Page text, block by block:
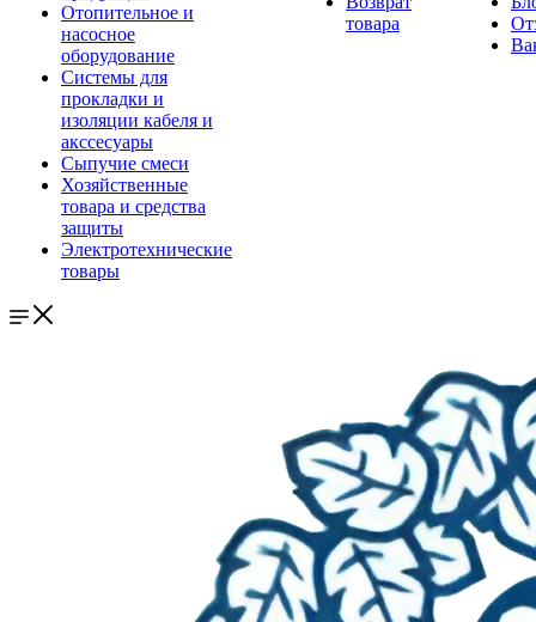
Отопительное и
насосное
оборудование
Системы для
прокладки и
изоляции кабеля и
акссесуары
Сыпучие смеси
Хозяйственные
товара и средства
защиты
Электротехнические
товары
товара